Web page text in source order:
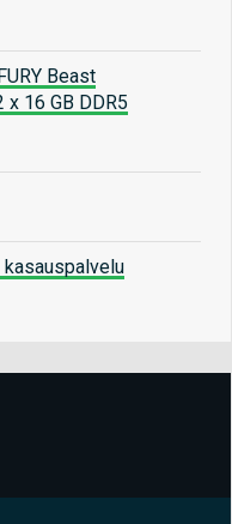
Beast
16 GB DDR5